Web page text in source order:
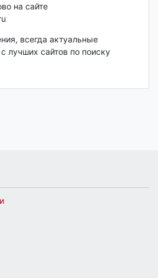
на сайте
всегда актуальные
лучших сайтов по поиску